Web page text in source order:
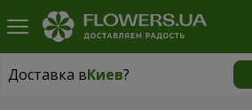
Доставка вКиев?
Доставка вКиев